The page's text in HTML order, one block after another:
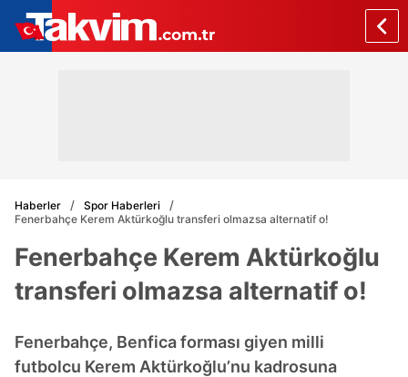
Haberler
Spor Haberleri
Fenerbahçe Kerem Aktürkoğlu transferi olmazsa alternatif o!
Fenerbahçe Kerem Aktürkoğlu
transferi olmazsa alternatif o!
Fenerbahçe, Benfica forması giyen milli
futbolcu Kerem Aktürkoğlu’nu kadrosuna